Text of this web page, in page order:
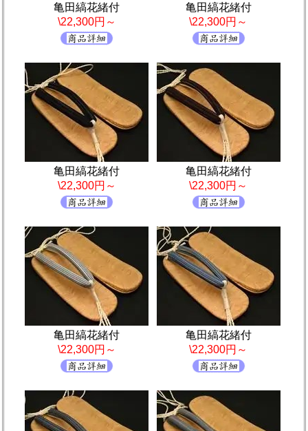
亀田縞花緒付
\22,300円～
亀田縞花緒付
\22,300円～
亀田縞花緒付
\22,300円～
亀田縞花緒付
\22,300円～
亀田縞花緒付
\22,300円～
亀田縞花緒付
\22,300円～